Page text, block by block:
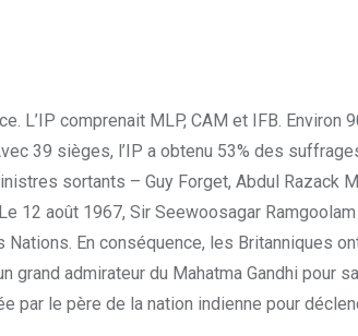
L’IP comprenait MLP, CAM et IFB.
39 sièges, l’IP a obtenu 53% des
sortants – Guy Forget, Abdul Razack
12 août 1967, Sir Seewoosagar
En conséquence, les Britanniques
admirateur du Mahatma Gandhi pour
par le père de la nation indienne pour